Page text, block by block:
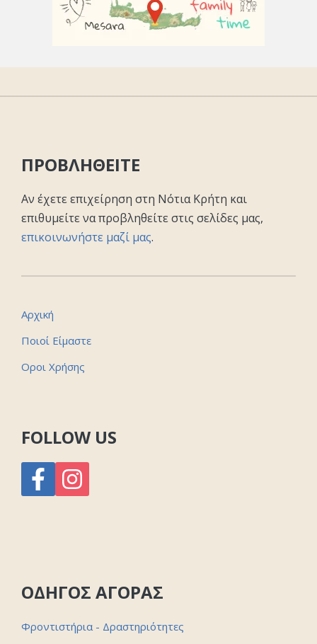
ΠΡΟΒΛΗΘΕΙΤΕ
Αν έχετε επιχείρηση στη Νότια Κρήτη και
επιθυμείτε να προβληθείτε στις σελίδες μας,
επικοινωνήστε μαζί μας.
Αρχική
Ποιοί Είμαστε
Οροι Χρήσης
FOLLOW US
ΟΔΗΓΟΣ ΑΓΟΡΑΣ
Φροντιστήρια - Δραστηριότητες